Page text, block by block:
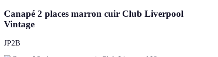
Canapé 2 places marron cuir Club Liverpool
Vintage
JP2B